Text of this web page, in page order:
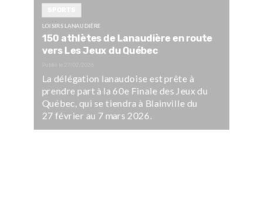
LOISIRS LANAUDIÈRE
150 athlètes de Lanaudière en route
vers Les Jeux du Québec
La délégation lanaudoise est prête à
prendre part à la 60e Finale des Jeux du
Québec, qui se tiendra à Blainville du
27 février au 7 mars 2026.